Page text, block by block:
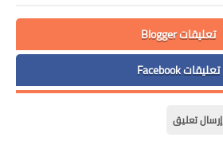
تعليقات Blogger
تعليقات Facebook
إرسال تعليق